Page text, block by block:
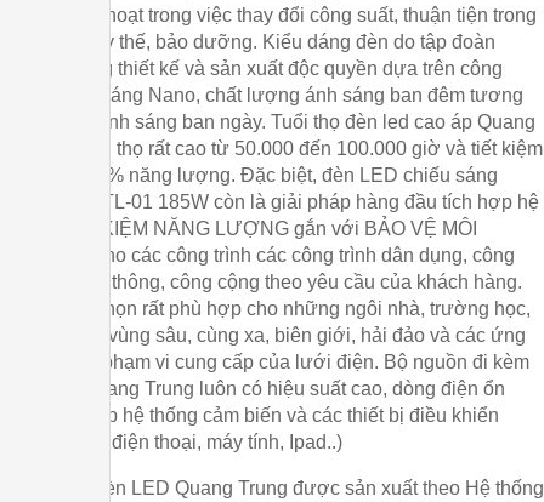
trường, linh hoạt trong việc thay đổi công suất, thuận tiện trong
công tác thay thế, bảo dưỡng. Kiểu dáng đèn do tập đoàn
Quang Trung thiết kế và sản xuất độc quyền dựa trên công
nghệ chiếu sáng Nano, chất lượng ánh sáng ban đêm tương
đương với ánh sáng ban ngày. Tuổi thọ đèn led cao áp Quang
Trung có tuổi thọ rất cao từ 50.000 đến 100.000 giờ và tiết kiệm
được 60- 70% năng lượng. Đặc biệt, đèn LED chiếu sáng
ngoài trời QTL-01 185W còn là giải pháp hàng đầu tích hợp hệ
thống TIẾT KIỆM NĂNG LƯỢNG gắn với BẢO VỆ MÔI
TRƯỜNG cho các công trình các công trình dân dụng, công
nghiệp, giao thông, công cộng theo yêu cầu của khách hàng.
Đây là lựa chọn rất phù hợp cho những ngôi nhà, trường học,
công trình ở vùng sâu, cùng xa, biên giới, hải đảo và các ứng
dụng ngoài phạm vi cung cấp của lưới điện. Bộ nguồn đi kèm
đèn LED Quang Trung luôn có hiệu suất cao, dòng điện ổn
định, tích hợp hệ thống cảm biến và các thiết bị điều khiển
thông minh ( điện thoại, máy tính, Ipad..)
Sản phẩm đèn LED Quang Trung được sản xuất theo Hệ thống